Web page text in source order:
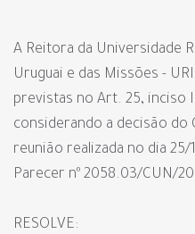
A Reitora da Universidade
Uruguai e das Missões -
previstas no Art. 25, inciso
considerando a decisão
reunião realizada no dia
Parecer nº 2058.03/CUN/
RESOLVE: